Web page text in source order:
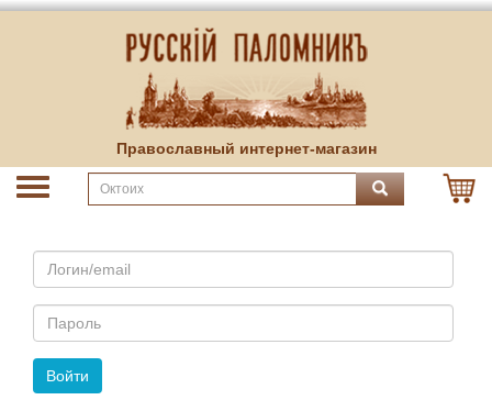
Православный интернет-магазин
Email
Пароль
Войти